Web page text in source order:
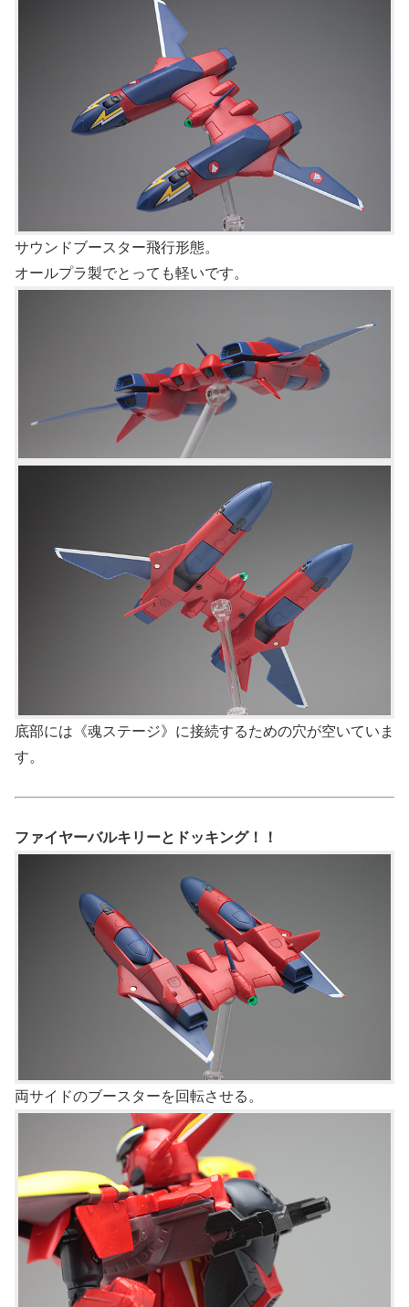
サウンドブースター飛行形態。
オールプラ製でとっても軽いです。
底部には《魂ステージ》に接続するための穴が空いていま
す。
ファイヤーバルキリーとドッキング！！
両サイドのブースターを回転させる。